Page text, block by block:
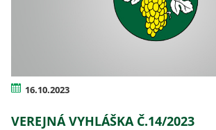
16.10.2023
VEREJNÁ VYHLÁŠKA Č.14/2023